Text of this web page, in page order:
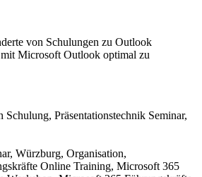
von Schulungen zu Outlook
mit Microsoft Outlook optimal zu